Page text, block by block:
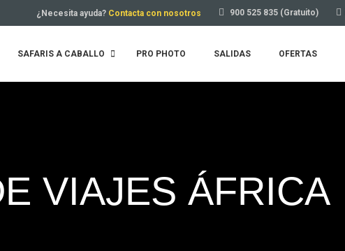
¿Necesita ayuda? Contacta con nosotros 900 525 835 (Gratuito)
SAFARIS A CABALLO PRO PHOTO SALIDAS OFERTAS
VIAJES ÁFRICA